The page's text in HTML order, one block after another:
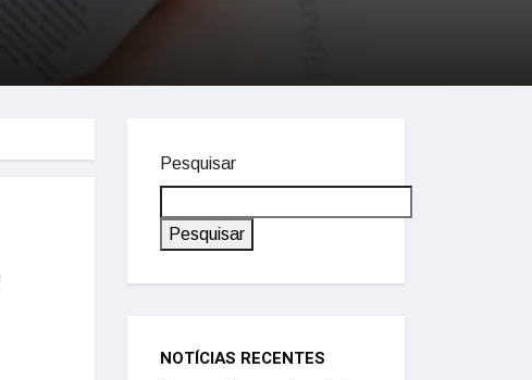
Pesquisar
Pesquisar
NOTÍCIAS RECENTES